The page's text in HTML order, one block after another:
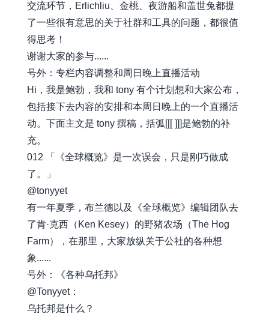
交流环节，Erlichliu、金桃、夜游船和盖世兔都提
了一些很有意思的关于社群和工具的问题，都很值
得思考！
谢谢大家的参与......
号外：专栏内容调整和周日晚上直播活动
Hi，我是鲍勃，我和 tony 有个计划想和大家公布，
包括接下去内容的安排和本周日晚上的一个直播活
动。下面主文是 tony 撰稿，括弧[[[ ]]]是鲍勃的补
充。
012 「《全球概览》是一次误会，只是刚巧做成
了。」
@tonyyet
有一年夏季，布兰德以及《全球概览》编辑团队去
了肯·克西（Ken Kesey）的野猪农场（The Hog
Farm），在那里，大家放纵关于公社的各种想
象......
号外：《各种乌托邦》
@Tonyyet：
乌托邦是什么？